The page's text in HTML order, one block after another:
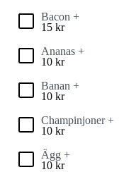
Bacon +
15 kr
Ananas +
10 kr
Banan +
10 kr
Champinjoner +
10 kr
Ägg +
10 kr